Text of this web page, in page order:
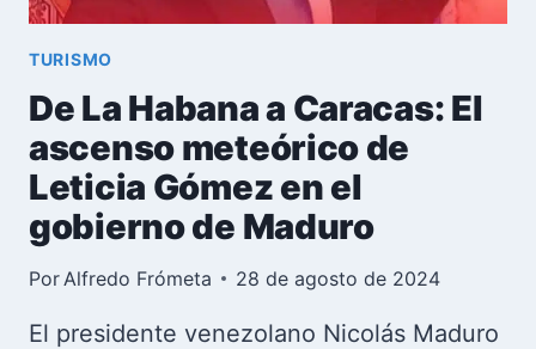
TURISMO
De La Habana a Caracas: El
ascenso meteórico de
Leticia Gómez en el
gobierno de Maduro
Por Alfredo Frómeta 28 de agosto de 2024
El presidente venezolano Nicolás Maduro